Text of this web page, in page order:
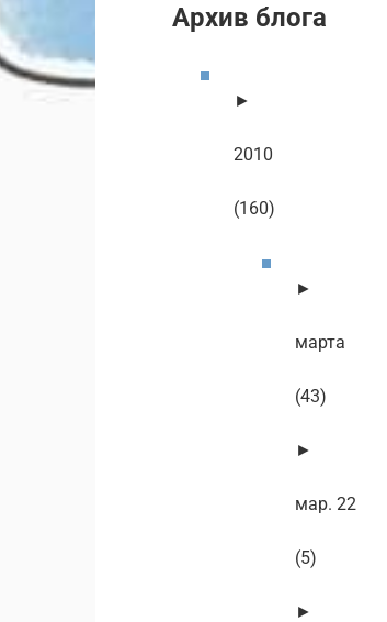
Архив блога
►
2010
(160)
►
марта
(43)
►
мар. 22
(5)
►